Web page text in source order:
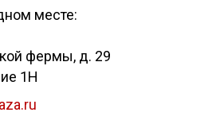
месте:
фермы, д. 29
1Н